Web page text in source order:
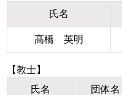
氏名
髙橋 英明
【教士】
氏名
団体名